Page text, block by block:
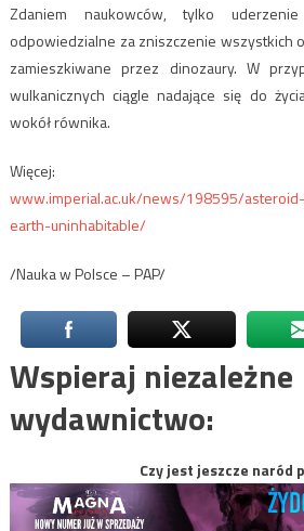
Zdaniem naukowców, tylko
odpowiedzialne za zniszczenie wszystkich
zamieszkiwane przez dinozaury. W
wulkanicznych ciągle nadające się do
wokół równika.
Więcej:
www.imperial.ac.uk/news/198595/
earth-uninhabitable/
/Nauka w Polsce – PAP/
Wspieraj niezależne
wydawnictwo:
Czy jest jeszcze naród